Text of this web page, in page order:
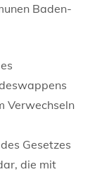
Baden-
Verwechseln
Gesetzes
die mit